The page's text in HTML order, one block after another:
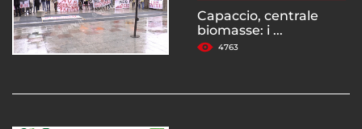
Capaccio, centrale
biomasse: i ...
4763